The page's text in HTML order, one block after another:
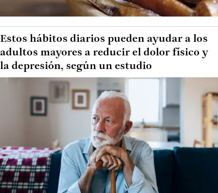
Estos hábitos diarios pueden ayudar a los
adultos mayores a reducir el dolor físico y
la depresión, según un estudio